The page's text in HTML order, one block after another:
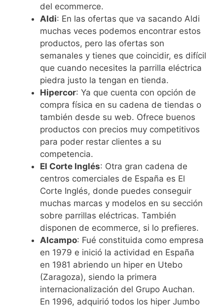
del ecommerce.
Aldi: En las ofertas que va sacando Aldi
muchas veces podemos encontrar estos
productos, pero las ofertas son
semanales y tienes que coincidir, es difícil
que cuando necesites la parrilla eléctrica
piedra justo la tengan en tienda.
Hipercor: Ya que cuenta con opción de
compra física en su cadena de tiendas o
también desde su web. Ofrece buenos
productos con precios muy competitivos
para poder restar clientes a su
competencia.
El Corte Inglés: Otra gran cadena de
centros comerciales de España es El
Corte Inglés, donde puedes conseguir
muchas marcas y modelos en su sección
sobre parrillas eléctricas. También
disponen de ecommerce, si lo prefieres.
Alcampo: Fué constituida como empresa
en 1979 e inició la actividad en España
en 1981 abriendo un hiper en Utebo
(Zaragoza), siendo la primera
internacionalización del Grupo Auchan.
En 1996, adquirió todos los hiper Jumbo